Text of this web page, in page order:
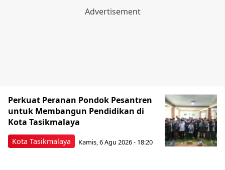
Kota Tasikmalaya
Perkuat Peranan Pondok Pesantren
untuk Membangun Pendidikan di
Kota Tasikmalaya ‎
Kamis, 6 Agu 2026 - 18:20